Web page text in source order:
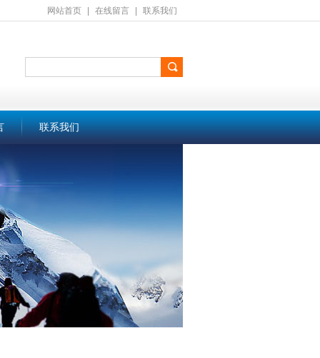
网站首页 在线留言 联系我们
联系我们